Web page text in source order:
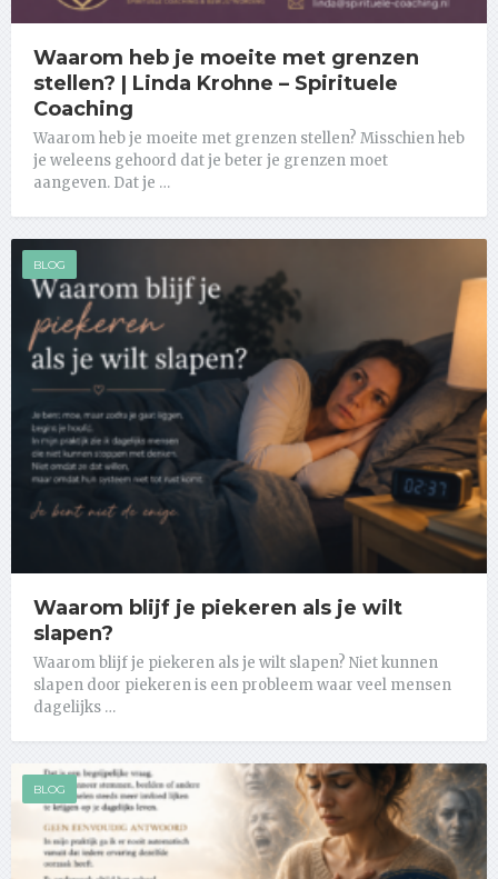
Waarom heb je moeite met grenzen
stellen? | Linda Krohne – Spirituele
Coaching
Waarom heb je moeite met grenzen stellen? Misschien heb
je weleens gehoord dat je beter je grenzen moet
aangeven. Dat je …
BLOG
Waarom blijf je piekeren als je wilt
slapen?
Waarom blijf je piekeren als je wilt slapen? Niet kunnen
slapen door piekeren is een probleem waar veel mensen
dagelijks …
BLOG